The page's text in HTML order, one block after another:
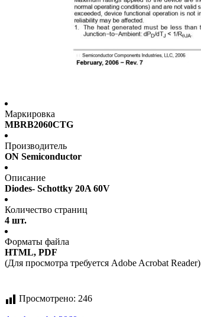
Маркировка
MBRB2060CTG
Производитель
ON Semiconductor
Описание
Diodes- Schottky 20A 60V
Количество страниц
4 шт.
Форматы файла
HTML, PDF
(Для просмотра требуется Adobe Acrobat Reader)
Просмотрено: 246